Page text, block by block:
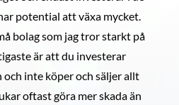
potential att växa mycket.
bolag som jag tror starkt på
är att du investerar
inte köper och säljer allt
oftast göra mer skada än